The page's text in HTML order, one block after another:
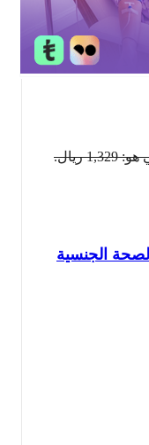
الجنسية